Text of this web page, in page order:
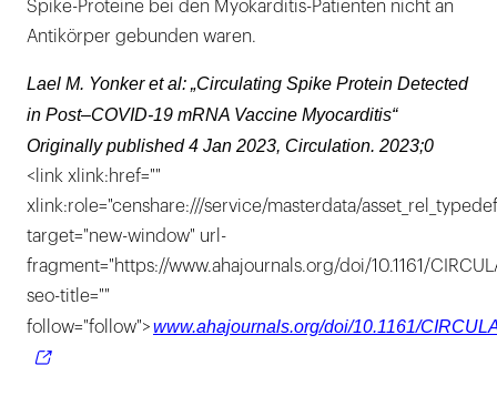
Spike-Proteine bei den Myokarditis-Patienten nicht an
Antikörper gebunden waren.
Lael M. Yonker et al: „Circulating Spike Protein Detected
in Post–COVID-19 mRNA Vaccine Myocarditis“
Originally published 4 Jan 2023, Circulation. 2023;0
<link xlink:href=""
xlink:role="censhare:///service/masterdata/
target="new-window" url-
fragment="https://www.ahajournals.org/doi/10.1161/
seo-title=""
follow="follow">www.ahajournals.org/doi/10.1161/